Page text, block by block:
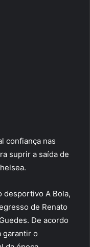
confiança nas
suprir a saída de
desportivo A Bola,
de Renato
De acordo
garantir o